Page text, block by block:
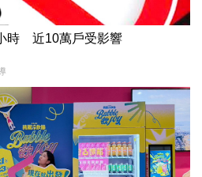
時 近10萬戶受影響